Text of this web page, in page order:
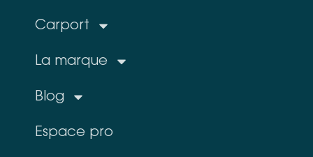
Carport
La marque
Blog
Espace pro